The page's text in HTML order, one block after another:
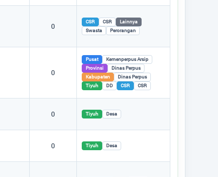
0 CSR CSR
Lainnya
Swasta
Perorangan
0
Pusat
Kemenperpus Arsip
Provinsi
Dinas Perpus
Kabupaten
Dinas Perpus
Tiyuh
DD CSR CSR
0 Tiyuh Desa
0 Tiyuh Desa